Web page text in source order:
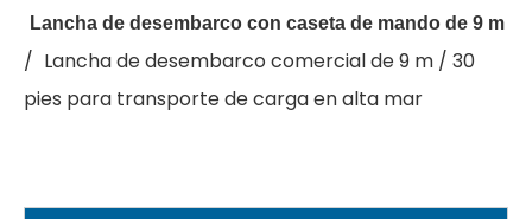
Lancha de desembarco con caseta de mando de 9 m
/ Lancha de desembarco comercial de 9 m / 30
pies para transporte de carga en alta mar